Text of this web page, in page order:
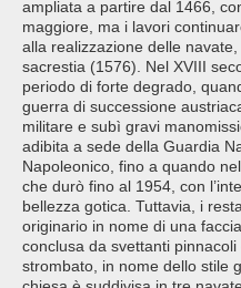
ampliata a partire dal 1466,
maggiore, ma i lavori
alla realizzazione delle
sacrestia (1576). Nel XVIII
periodo di forte degrado,
guerra di successione
militare e subì gravi
adibita a sede della Guardia
Napoleonico, fino a quando
che durò fino al 1954, con
bellezza gotica. Tuttavia, i
originario in nome di una
conclusa da svettanti
strombato, in nome dello stile